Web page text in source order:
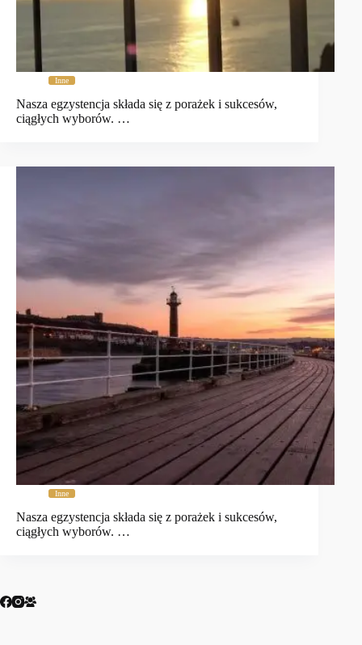
Inne
Nasza egzystencja składa się z porażek i sukcesów,
ciągłych wyborów. …
Inne
Nasza egzystencja składa się z porażek i sukcesów,
ciągłych wyborów. …